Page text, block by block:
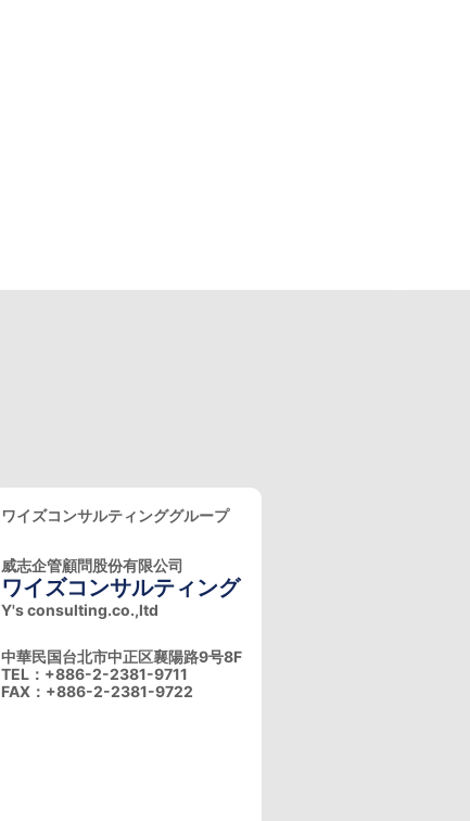
ワイズコンサルティンググループ
威志企管顧問股份有限公司
ワイズコンサルティング
Y's consulting.co.,ltd
中華民国台北市中正区襄陽路9号8F
TEL：+886-2-2381-9711
FAX：+886-2-2381-9722